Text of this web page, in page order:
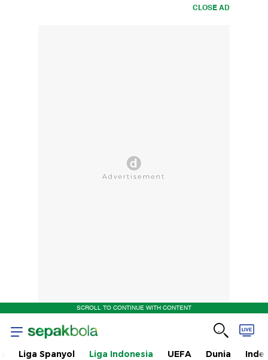
CLOSE AD
SCROLL TO CONTINUE WITH CONTENT
Liga Spanyol Liga Indonesia UEFA Dunia